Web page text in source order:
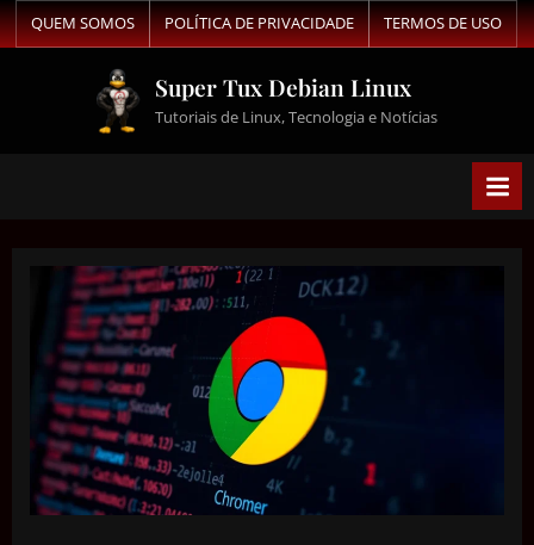
QUEM SOMOS POLÍTICA DE PRIVACIDADE TERMOS DE USO
Super Tux Debian Linux
Tutoriais de Linux, Tecnologia e Notícias